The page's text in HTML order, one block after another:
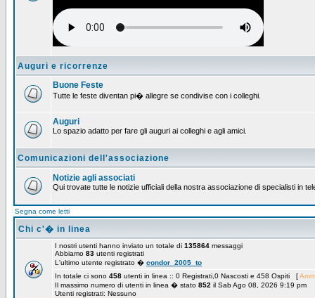
Auguri e ricorrenze
Buone Feste
Tutte le feste diventan pi� allegre se condivise con i colleghi.
Auguri
Lo spazio adatto per fare gli auguri ai colleghi e agli amici.
Comunicazioni dell'associazione
Notizie agli associati
Qui trovate tutte le notizie ufficiali della nostra associazione di specialisti in
Segna come letti
Chi c'� in linea
I nostri utenti hanno inviato un totale di 135864 messaggi
Abbiamo 83 utenti registrati
L'ultimo utente registrato � condor_2005_to
In totale ci sono 458 utenti in linea :: 0 Registrati,0 Nascosti e 458 Ospiti [
Il massimo numero di utenti in linea � stato 852 il Sab Ago 08, 2026 9:19 pm
Utenti registrati: Nessuno